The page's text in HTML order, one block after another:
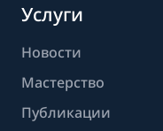
Услуги
Новости
Мастерство
Публикации